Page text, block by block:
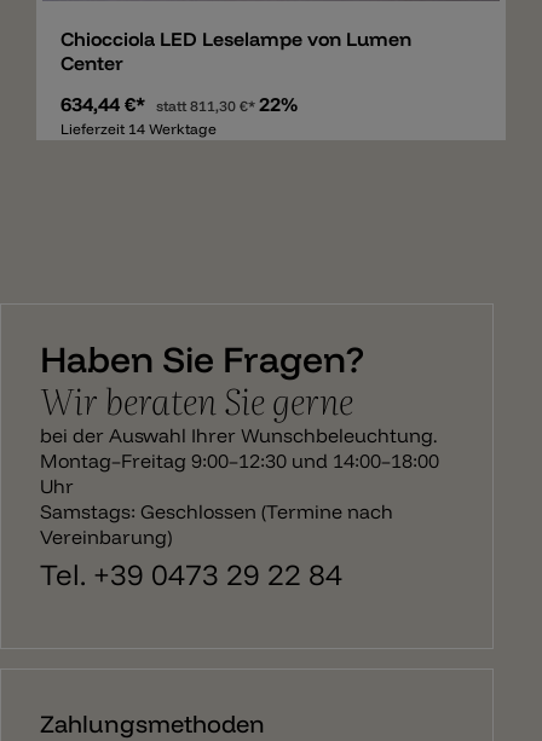
Chiocciola LED Leselampe von Lumen
Center
634,44 €* statt811,30 €* 22%
Lieferzeit 14 Werktage
Haben Sie Fragen?
Wir beraten Sie gerne
bei der Auswahl Ihrer Wunschbeleuchtung.
Montag–Freitag 9:00–12:30 und 14:00–18:00
Uhr
Samstags: Geschlossen (Termine nach
Vereinbarung)
Tel. +39 0473 29 22 84
Zahlungsmethoden